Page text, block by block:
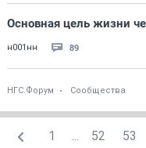
Основная цель жизни
н001нн 89
НГС.Форум Сообщества
1 ... 52 53